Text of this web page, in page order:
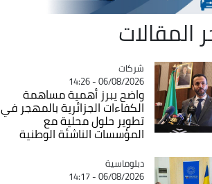
المقالات
Catégorie
شركات
06/08/2026 - 14:26
واضح يبرز أهمية مساهمة
الكفاءات الجزائرية بالمهجر في
تطوير حلول محلية مع
المؤسسات الناشئة الوطنية
Catégorie
دبلوماسية
06/08/2026 - 14:17